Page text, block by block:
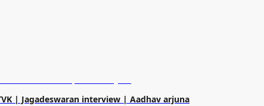
interview | Aadhav arjuna